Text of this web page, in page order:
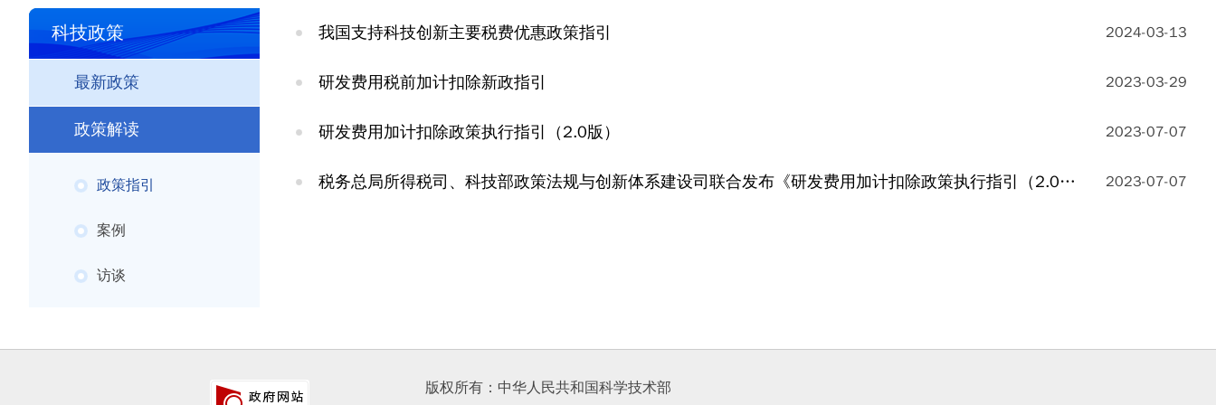
科技政策
最新政策
政策解读
政策指引
案例
访谈
我国支持科技创新主要税费优惠政策指引 2024-03-13
研发费用税前加计扣除新政指引 2023-03-29
研发费用加计扣除政策执行指引（2.0版） 2023-07-07
税务总局所得税司、科技部政策法规与创新体系建设司联合发布《研发费用加计扣除政策执行指引（2.0版）》 2023-07-07
版权所有：中华人民共和国科学技术部